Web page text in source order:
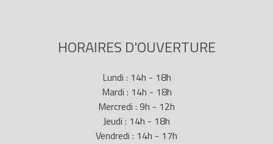
HORAIRES D'OUVERTURE
Lundi : 14h - 18h
Mardi : 14h - 18h
Mercredi : 9h - 12h
Jeudi : 14h - 18h
Vendredi : 14h - 17h